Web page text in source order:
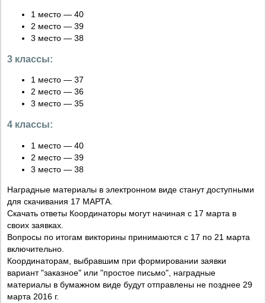
1 место — 40
2 место — 39
3 место — 38
3 классы:
1 место — 37
2 место — 36
3 место — 35
4 классы:
1 место — 40
2 место — 39
3 место — 38
Наградные материалы в электронном виде станут доступными
для скачивания 17 МАРТА.
Скачать ответы Координаторы могут начиная с 17 марта в
своих заявках.
Вопросы по итогам викторины принимаются с 17 по 21 марта
включительно.
Координаторам, выбравшим при формировании заявки
вариант "заказное" или "простое письмо", наградные
материалы в бумажном виде будут отправлены не позднее 29
марта 2016 г.